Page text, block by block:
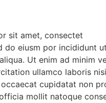
sit amet, consectet
do eiusm por incididunt
Ut enim ad minim
ullamco laboris
cupidatat non
mollit natoque